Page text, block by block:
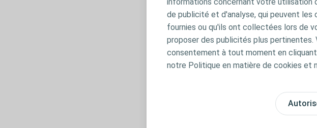
de publicité et d'analyse, qui peuvent les
fournies ou qu'ils ont collectées lors de
proposer des publicités plus
consentement à tout moment en
notre Politique en matière de cookies et